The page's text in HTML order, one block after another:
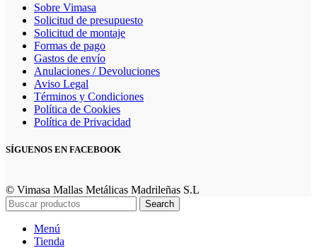
Sobre Vimasa
Solicitud de presupuesto
Solicitud de montaje
Formas de pago
Gastos de envío
Anulaciones / Devoluciones
Aviso Legal
Términos y Condiciones
Política de Cookies
Política de Privacidad
SÍGUENOS EN FACEBOOK
© Vimasa Mallas Metálicas Madrileñas S.L
Search
Menú
Tienda